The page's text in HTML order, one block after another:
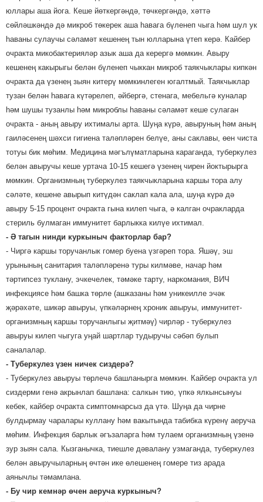
юллары аша йога. Кеше йөткергәндә, төчкергәндә, хәттә
сөйләшкәндә дә микроб төкерек аша һавага бүленеп чыга һәм шул ук
һаваны сулаучы сәламәт кешенең тын юлларына үтеп керә. Кайбер
очракта микобактерияләр азык аша да керергә мөмкин. Авыру
кешенең какырыгы белән бүленеп чыккан микроб таякчыклары кипкән
очракта да үзенең зыян китерү мөмкинлеген югалтмый. Таякчыклар
тузан белән һавага күтәрелеп, әйбергә, стенага, мебельгә куналар
һәм шушы тузанлы һәм микроблы һаваны сәламәт кеше сулаган
очракта - аның авыру ихтималы арта. Шуңа күрә, авыруның һәм аның
гаиләсенең шәхси гигиена таләпләрен белүе, аны саклавы, өен чиста
тотуы бик мөһим. Медицина мәгълүматларына караганда, туберкулез
белән авыручы кеше уртача 10-15 кешегә үзенең чирен йоктырырга
мөмкин. Организмның туберкулез таякчыкларына каршы тора алу
сәләте, кешене авырып китүдән саклап кала ала, шуңа күрә дә
авыру 5-15 процент очракта гына килеп чыга, ә ​​калган очракларда
стериль булмаган иммунитет барлыкка килүе ихтимал.
- Ә тагын нинди куркыныч факторлар бар?
- Чиргә каршы торучанлык гомер буена үзгәреп тора. Яшәү, эш
урынының санитария таләпләренә туры килмәве, начар һәм
тәртипсез туклану, эчкечелек, тәмәке тарту, наркомания, ВИЧ
инфекциясе һәм башка төрле (ашказаны һәм уникеилле эчәк
җәрәхәте, шикәр авыруы, үпкәләрнең хроник авыруы, иммунитет-
организмның каршы торучанлыгы җитмәү) чирләр - туберкулез
авыруы килеп чыгуга уңай шартлар тудыручы сәбәп булып
саналалар.
- Туберкулез үзен ничек сиздерә?
- Туберкулез авыруы төрлечә башланырга мөмкин. Кайбер очракта ул
сиздерми генә акрынлап башлана: салкын тию, үпкә ялкынсынуы
кебек, кайбер очракта симптомнарсыз да үтә. Шуңа да чирне
булдырмау чаралары куллану һәм вакытында табибка күренү аеруча
мөһим. Инфекция барлык әгъзаларга һәм тулаем организмның үзенә
зур зыян сала. Кызганычка, тиешле дәвалану узмаганда, туберкулез
белән авыручыларның өчтән ике өлешенең гомере тиз арада
аянычлы тәмамлана.
- Бу чир кемнәр өчен аеруча куркыныч?